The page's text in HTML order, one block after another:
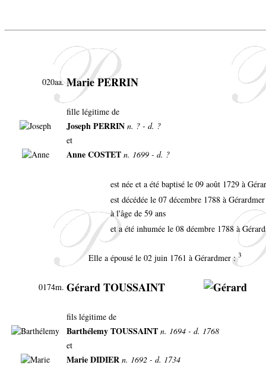
020aa. Marie PERRIN
fille légitime de
Joseph PERRIN n. ? - d. ?
et
Anne COSTET n. 1699 - d. ?
est née et a été baptisé le 09 août 1729 à
est décédée le 07 décembre 1788 à
à l'âge de 59 ans
et a été inhumée le 08 déembre 1788 à
Elle a épousé le 02 juin 1761 à Gérardmer :3
0174m. Gérard TOUSSAINT
fils légitime de
Barthélemy TOUSSAINT n. 1694 - d. 1768
et
Marie DIDIER n. 1692 - d. 1734